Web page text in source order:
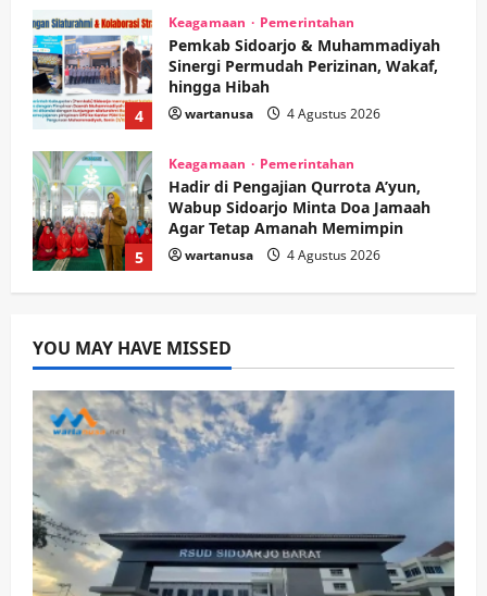
4
Keagamaan Pemerintahan
Pemkab Sidoarjo & Muhammadiyah
Sinergi Permudah Perizinan, Wakaf,
hingga Hibah
wartanusa 4 Agustus 2026
5
Keagamaan Pemerintahan
Hadir di Pengajian Qurrota A’yun,
Wabup Sidoarjo Minta Doa Jamaah
Agar Tetap Amanah Memimpin
wartanusa 4 Agustus 2026
1
PANAS! Kalah Tender Proyek RSUD
Sibar Rp 9,9 M, Beranikah CV Tiga
Anugerah Utama Pertaruhkan
Jaminan Rp 100 Juta?
wartanusa 5 Agustus 2026
2
Olahraga
Adu Taktik di Atas Rumput Sintetis:
PWI dan Sapma PP Sidoarjo
Memanaskan Mesin Menuju Piala
Soccer
wartanusa 5 Agustus 2026
Ekonomi Hiburan Pemerintahan
YOU MAY HAVE MISSED